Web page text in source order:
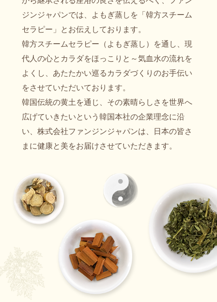
ジンジャパンでは、よもぎ蒸しを「韓方スチーム
セラピー」とお伝えしております。
韓方スチームセラピー（よもぎ蒸し）を通し、現
代人の心とカラダをほっこりと～気血水の流れを
よくし、あたたかい巡るカラダづくりのお手伝い
をさせていただいております。
韓国伝統の黄土を通じ、その素晴らしさを世界へ
広げていきたいという韓国本社の企業理念に沿
い、株式会社ファンジンジャパンは、日本の皆さ
まに健康と美をお届けさせていただきます。